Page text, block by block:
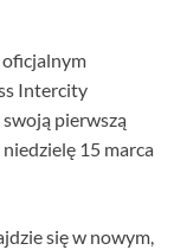
oficjalnym
Intercity
pierwszą
15 marca
się w nowym,